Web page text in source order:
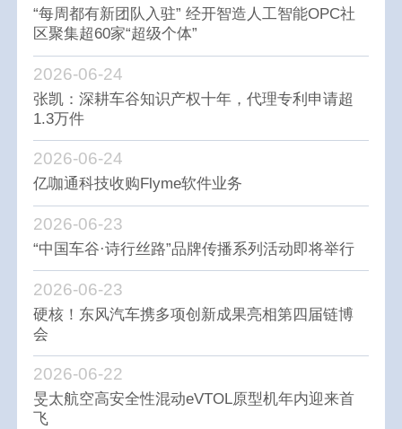
“每周都有新团队入驻” 经开智造人工智能OPC社
区聚集超60家“超级个体”
张凯：深耕车谷知识产权十年，代理专利申请超
1.3万件
2026-06-24
亿咖通科技收购Flyme软件业务
2026-06-24
“中国车谷·诗行丝路”品牌传播系列活动即将举行
2026-06-23
硬核！东风汽车携多项创新成果亮相第四届链博
会
2026-06-23
旻太航空高安全性混动eVTOL原型机年内迎来首
飞
2026-06-22